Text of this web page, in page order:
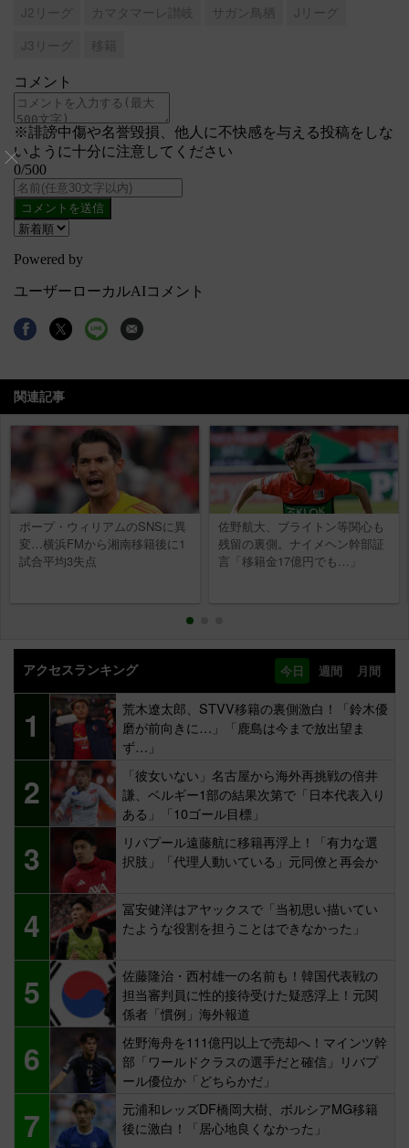
J2リーグ カマタマーレ讃岐 サガン鳥栖
Jリーグ
J3リーグ
移籍
関連記事
ポープ・ウィリアムのSNSに異
変…横浜FMから湘南移籍後に1
試合平均3失点
佐野航大、ブライトン等関心も
残留の裏側。ナイメヘン幹部証
言「移籍金17億円でも…」
アクセスランキング 今日 週間 月間
1
荒木遼太郎、STVV移籍の裏側激白！「鈴木優
磨が前向きに…」「鹿島は今まで放出望ま
ず…」
2
「彼女いない」名古屋から海外再挑戦の倍井
謙、ベルギー1部の結果次第で「日本代表入り
ある」「10ゴール目標」
3
リバプール遠藤航に移籍再浮上！「有力な選
択肢」「代理人動いている」元同僚と再会か
4
冨安健洋はアヤックスで「当初思い描いてい
たような役割を担うことはできなかった」
5
佐藤隆治・西村雄一の名前も！韓国代表戦の
担当審判員に性的接待受けた疑惑浮上！元関
係者「慣例」海外報道
6
佐野海舟を111億円以上で売却へ！マインツ幹
部「ワールドクラスの選手だと確信」リバプ
ール優位か「どちらかだ」
7
元浦和レッズDF橋岡大樹、ボルシアMG移籍
後に激白！「居心地良くなかった」